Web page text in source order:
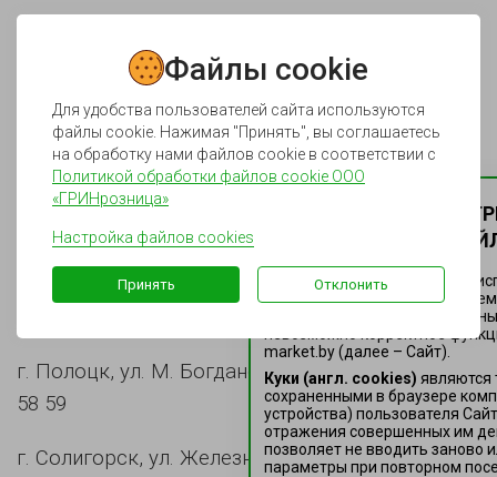
г. Минск, пр-т Газеты «Правда», 40/2, +375
44 521 66 84
г. Минск, ул. Каролинская, 5, +375 44 522 67 68
г. Минск, Игуменский тракт, 11, +375 44 522 45
г. Полоцк, ул. М. Богдановича, 14, +375 44 753
58 59
г. Солигорск, ул. Железнодорожная 21А, +375
Файлы cookie
Для удобства пользователей сайта используются
файлы cookie. Нажимая "Принять", вы соглашаетесь
на обработку нами файлов cookie в соответствии с
Политикой обработки файлов cookie ООО
«ГРИНрозница»
Настройка файлов cookies
Принять Отклонить
НАСТРОЙТЕ
ИСПОЛЬЗОВАНИЯ
Здесь Вы можете настроить
файлов cookie, за
функциональные
невозможно корректное
market.by (далее – Сайт).
Куки (англ. cookies) являются
сохраненными в браузере
устройства) пользователя
отражения совершенных им
позволяет не вводить заново
параметры при повторном